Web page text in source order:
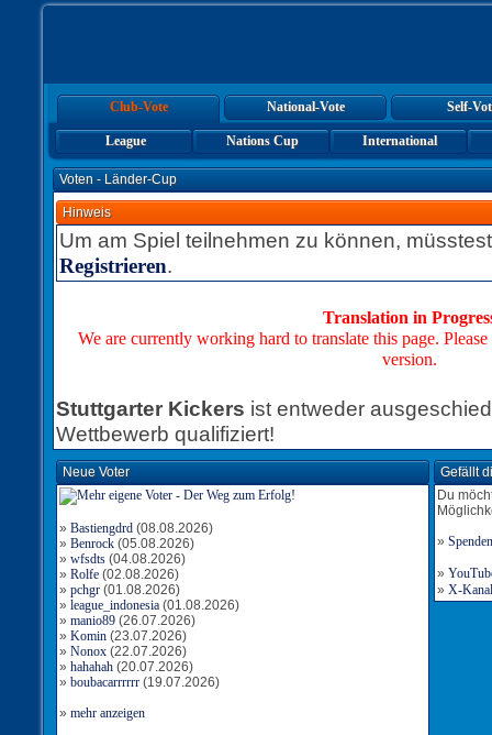
Club-Vote National-Vote Self-
League Nations Cup International
Voten - Länder-Cup
Hinweis
Um am Spiel teilnehmen zu können,
Registrieren.
Translation in
We are currently working hard to translate this page.
version.
Stuttgarter Kickers ist entweder
Wettbewerb qualifiziert!
Neue Voter
» Bastiengdrd (08.08.2026)
» Benrock (05.08.2026)
» wfsdts (04.08.2026)
» Rolfe (02.08.2026)
» pchgr (01.08.2026)
» league_indonesia (01.08.2026)
» manio89 (26.07.2026)
» Komin (23.07.2026)
» Nonox (22.07.2026)
» hahahah (20.07.2026)
» boubacarrrrrr (19.07.2026)
» mehr anzeigen
Gefällt
Du
» Spenden
»
» X-